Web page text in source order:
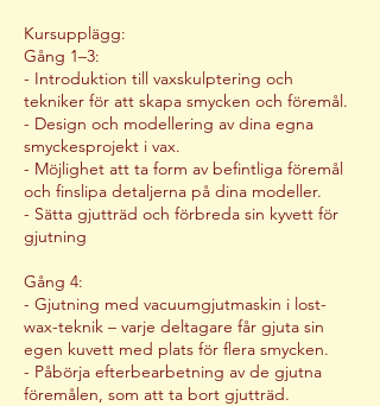
Kursupplägg:
Gång 1–3:
- Introduktion till vaxskulptering och
tekniker för att skapa smycken och föremål.
- Design och modellering av dina egna
smyckesprojekt i vax.
- Möjlighet att ta form av befintliga föremål
och finslipa detaljerna på dina modeller.
- Sätta gjutträd och förbreda sin kyvett för
gjutning
Gång 4:
- Gjutning med vacuumgjutmaskin i lost-
wax-teknik – varje deltagare får gjuta sin
egen kuvett med plats för flera smycken.
- Påbörja efterbearbetning av de gjutna
föremålen, som att ta bort gjutträd.